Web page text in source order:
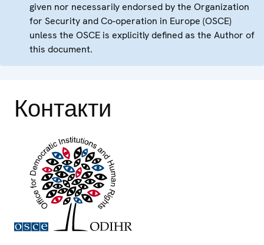
given nor necessarily endorsed by the Organization
for Security and Co-operation in Europe (OSCE)
unless the OSCE is explicitly defined as the Author of
this document.
Контакти